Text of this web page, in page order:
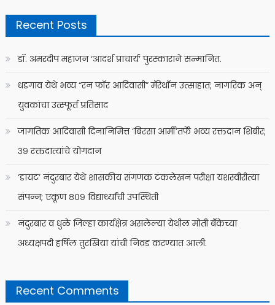
Recent Posts
डॉ. अमरदीप महाजन ‘आदर्श प्राचार्य’ पुरस्काराने सन्मानित.
धडगाव येथे भव्य “रन फॉर आदिवासी” मॅरेथॉन उत्साहात; नागरिक अन्
युवकांचा उत्स्फूर्त प्रतिसाद
जागतिक आदिवासी दिनानिमित्त ‘बिरसा आर्मी’तर्फे भव्य रक्तदान शिबीर;
३९ रक्तदात्यांचे योगदान
‘डायट’ नंदुरबार येथे शासकीय संगणक टंकलेखन परीक्षा यशस्वीरीत्या
संपन्न; एकूण ८०९ विद्यार्थ्यांची उपस्थिती
नंदुरबार व धुळे जिल्हा कार्यक्षेत्र असलेल्या येथील मोती बँकेच्या
अध्यक्षपदी हर्षिल तुरखिया यांची निवड करण्यात आली.
Recent Comments